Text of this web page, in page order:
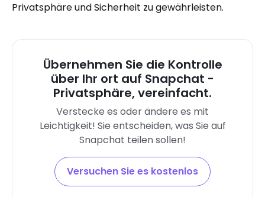
Privatsphäre und Sicherheit zu gewährleisten.
Übernehmen Sie die Kontrolle
über Ihr ort auf Snapchat -
Privatsphäre, vereinfacht.
Verstecke es oder ändere es mit
Leichtigkeit! Sie entscheiden, was Sie auf
Snapchat teilen sollen!
Versuchen Sie es kostenlos